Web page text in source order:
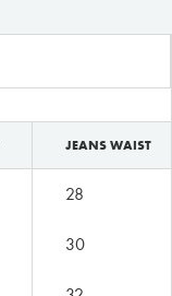
JEANS WAIST
28
30